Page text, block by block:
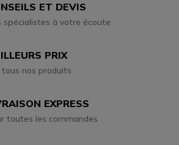
ET DEVIS
spécialistes à votre écoute
PRIX
tous nos produits
EXPRESS
toutes les commandes